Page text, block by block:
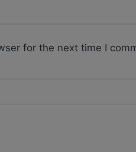
for the next time I